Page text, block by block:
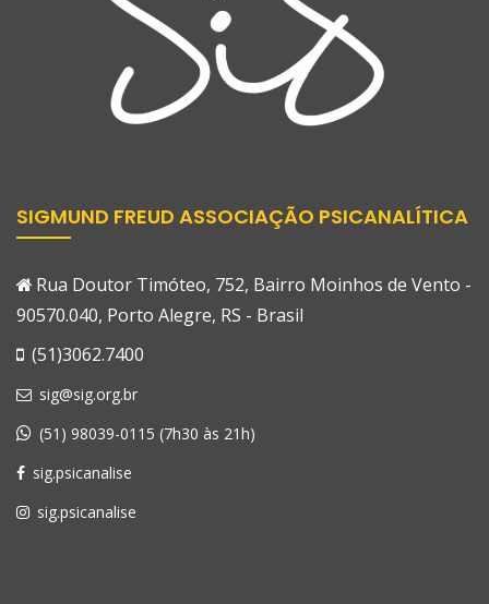
SIGMUND FREUD ASSOCIAÇÃO PSICANALÍTICA
Rua Doutor Timóteo, 752, Bairro Moinhos de Vento -
90570.040, Porto Alegre, RS - Brasil
(51)3062.7400
sig@sig.org.br
(51) 98039-0115 (7h30 às 21h)
sig.psicanalise
sig.psicanalise